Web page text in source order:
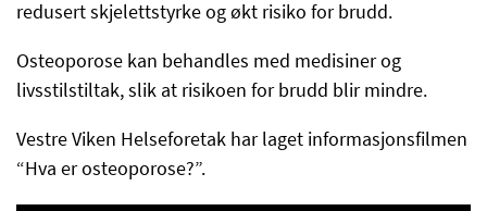
redusert skjelettstyrke og økt risiko for brudd.
Osteoporose kan behandles med medisiner og
livsstilstiltak, slik at risikoen for brudd blir mindre.
Vestre Viken Helseforetak har laget informasjonsfilmen
“Hva er osteoporose?”.